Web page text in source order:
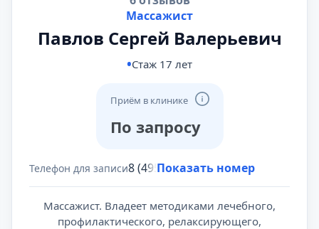
Массажист
Павлов Сергей Валерьевич
Стаж 17 лет
Приём в клинике
По запросу
Телефон для записи8 (495) 431-69-47
Показать номер
Массажист. Владеет методиками лечебного,
профилактического, релаксирующего,